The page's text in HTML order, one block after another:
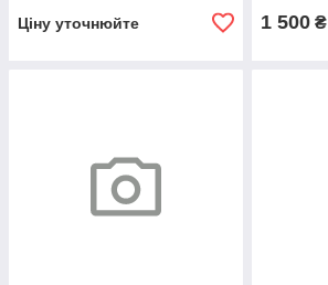
Ціну уточнюйте 1 500 ₴